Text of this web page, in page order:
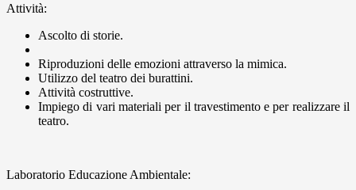
Attività:
Ascolto di storie.
Riproduzioni delle emozioni attraverso la mimica.
Utilizzo del teatro dei burattini.
Attività costruttive.
Impiego di vari materiali per il travestimento e per realizzare il
teatro.
Laboratorio Educazione Ambientale: